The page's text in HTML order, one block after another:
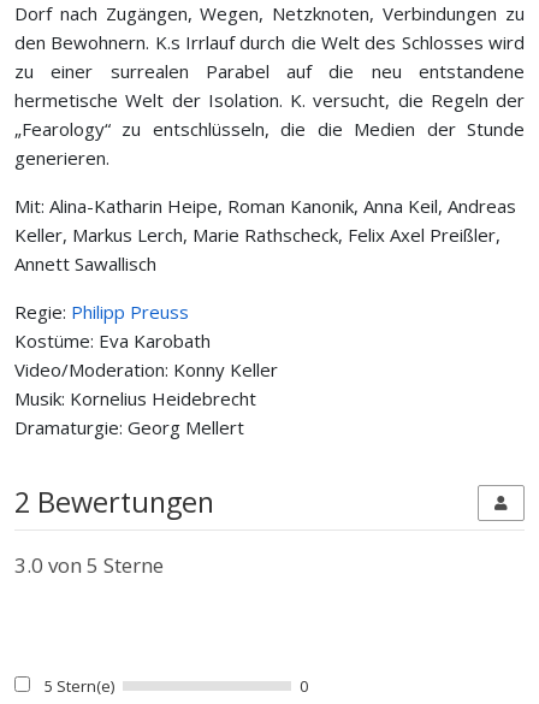
Dorf nach Zugängen, Wegen, Netzknoten, Verbindungen zu
den Bewohnern. K.s Irrlauf durch die Welt des Schlosses wird
zu einer surrealen Parabel auf die neu entstandene
hermetische Welt der Isolation. K. versucht, die Regeln der
„Fearology“ zu entschlüsseln, die die Medien der Stunde
generieren.
Mit: Alina-Katharin Heipe, Roman Kanonik, Anna Keil, Andreas
Keller, Markus Lerch, Marie Rathscheck, Felix Axel Preißler,
Annett Sawallisch
Regie: Philipp Preuss
Kostüme: Eva Karobath
Video/Moderation: Konny Keller
Musik: Kornelius Heidebrecht
Dramaturgie: Georg Mellert
2 Bewertungen
3.0 von 5 Sterne
5 Stern(e)
0